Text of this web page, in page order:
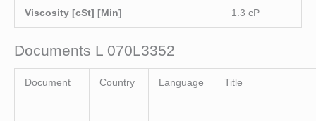
Viscosity [cSt] [Min] 1.3 cP
Documents L 070L3352
Document Country Language Title